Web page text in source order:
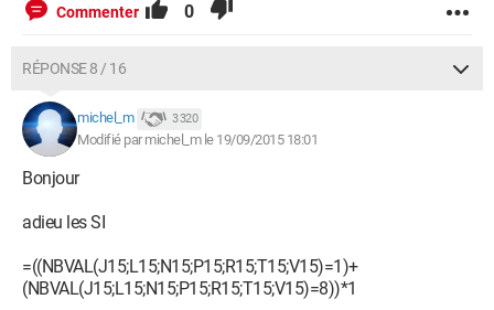
Commenter 0
RÉPONSE 8 / 16
michel_m 3 320
Modifié par michel_m le 19/09/2015 18:01
Bonjour
adieu les SI
=((NBVAL(J15;L15;N15;P15;R15;T15;V15)=1)+
(NBVAL(J15;L15;N15;P15;R15;T15;V15)=8))*1